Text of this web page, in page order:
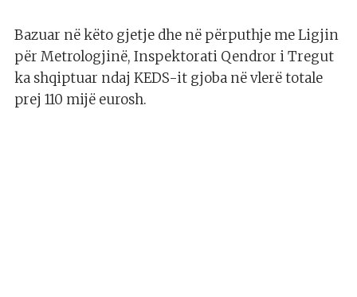
Bazuar në këto gjetje dhe në përputhje me Ligjin
për Metrologjinë, Inspektorati Qendror i Tregut
ka shqiptuar ndaj KEDS-it gjoba në vlerë totale
prej 110 mijë eurosh.